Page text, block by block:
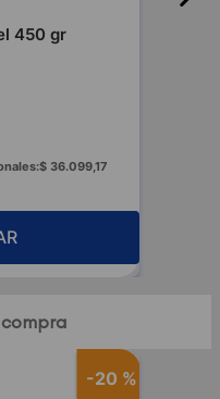
450 gr
$ 36.099,17
-20 %